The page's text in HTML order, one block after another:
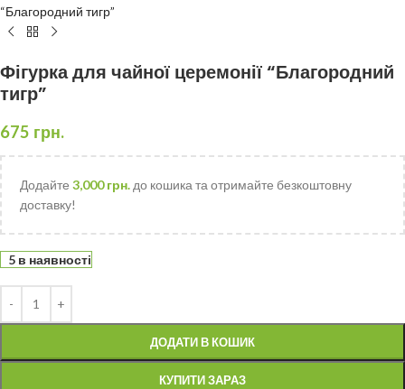
“Благородний тигр”
Фігурка для чайної церемонії “Благородний
тигр”
675 грн.
Додайте 3,000грн. до кошика та отримайте безкоштовну
доставку!
5 в наявності
ДОДАТИ В КОШИК
КУПИТИ ЗАРАЗ